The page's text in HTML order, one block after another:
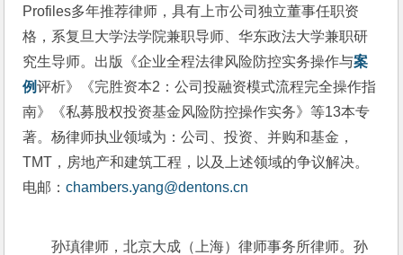
Profiles多年推荐律师，具有上市公司独立董事任职资
格，系复旦大学法学院兼职导师、华东政法大学兼职研
究生导师。出版《企业全程法律风险防控实务操作与案
例评析》《完胜资本2：公司投融资模式流程完全操作指
南》《私募股权投资基金风险防控操作实务》等13本专
著。杨律师执业领域为：公司、投资、并购和基金，
TMT，房地产和建筑工程，以及上述领域的争议解决。
电邮：chambers.yang@dentons.cn
孙瑱律师，北京大成（上海）律师事务所律师。孙